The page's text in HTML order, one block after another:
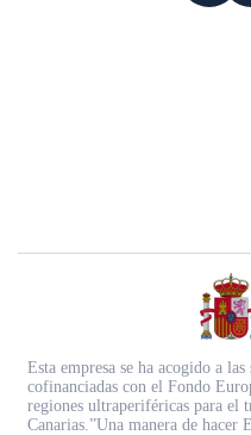
Esta empresa se ha acogido a
cofinanciadas con el Fondo
regiones ultraperiféricas para el
Canarias.”Una manera de hacer